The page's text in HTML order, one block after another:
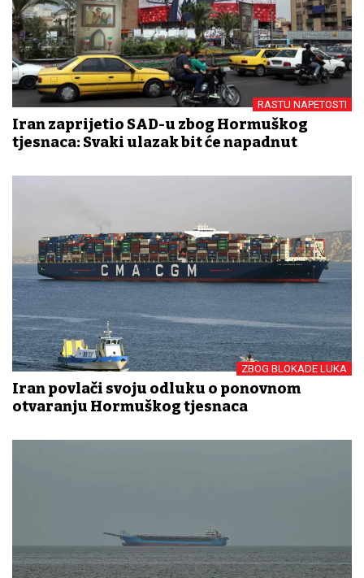
RASTU NAPETOSTI
Iran zaprijetio SAD-u zbog Hormuškog
tjesnaca: Svaki ulazak bit će napadnut
ZBOG BLOKADE LUKA
Iran povlači svoju odluku o ponovnom
otvaranju Hormuškog tjesnaca